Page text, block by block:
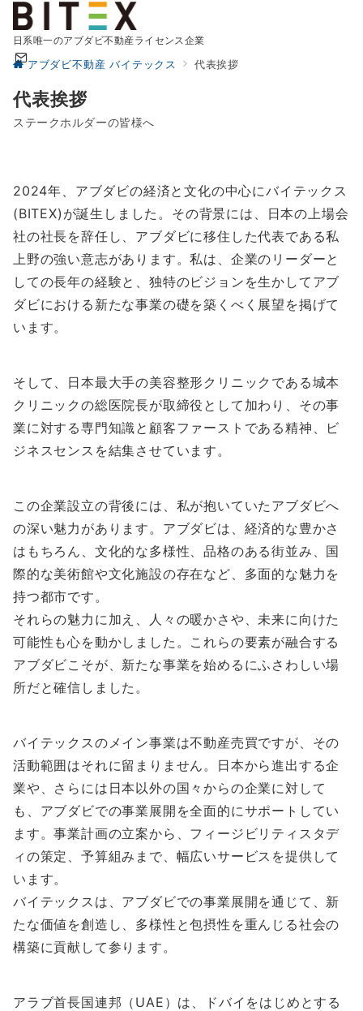
日系唯一のアブダビ不動産ライセンス企業
アブダビ不動産 バイテックス 代表挨拶
代表挨拶
ステークホルダーの皆様へ
2024年、アブダビの経済と文化の中心にバイテックス
(BITEX)が誕生しました。その背景には、日本の上場会
社の社長を辞任し、アブダビに移住した代表である私
上野の強い意志があります。私は、企業のリーダーと
しての長年の経験と、独特のビジョンを生かしてアブ
ダビにおける新たな事業の礎を築くべく展望を掲げて
います。
そして、日本最大手の美容整形クリニックである城本
クリニックの総医院長が取締役として加わり、その事
業に対する専門知識と顧客ファーストである精神、ビ
ジネスセンスを結集させています。
この企業設立の背後には、私が抱いていたアブダビへ
の深い魅力があります。アブダビは、経済的な豊かさ
はもちろん、文化的な多様性、品格のある街並み、国
際的な美術館や文化施設の存在など、多面的な魅力を
持つ都市です。
それらの魅力に加え、人々の暖かさや、未来に向けた
可能性も心を動かしました。これらの要素が融合する
アブダビこそが、新たな事業を始めるにふさわしい場
所だと確信しました。
バイテックスのメイン事業は不動産売買ですが、その
活動範囲はそれに留まりません。日本から進出する企
業や、さらには日本以外の国々からの企業に対して
も、アブダビでの事業展開を全面的にサポートしてい
ます。事業計画の立案から、フィージビリティスタデ
ィの策定、予算組みまで、幅広いサービスを提供して
います。
バイテックスは、アブダビでの事業展開を通じて、新
たな価値を創造し、多様性と包摂性を重んじる社会の
構築に貢献して参ります。
アラブ首長国連邦（UAE）は、ドバイをはじめとする